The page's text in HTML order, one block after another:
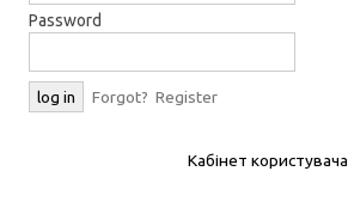
Password
Forgot? Register
Кабінет користувача